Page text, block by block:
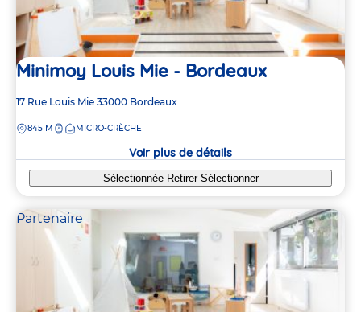
Minimoy Louis Mie - Bordeaux
Adresse
la
17 Rue Louis Mie 33000 Bordeaux
DISTANCE
845 M MICRO-CRÈCHE
Voir plus de détails
Sélectionnée Retirer Sélectionner
Partenaire
2
2
2
2